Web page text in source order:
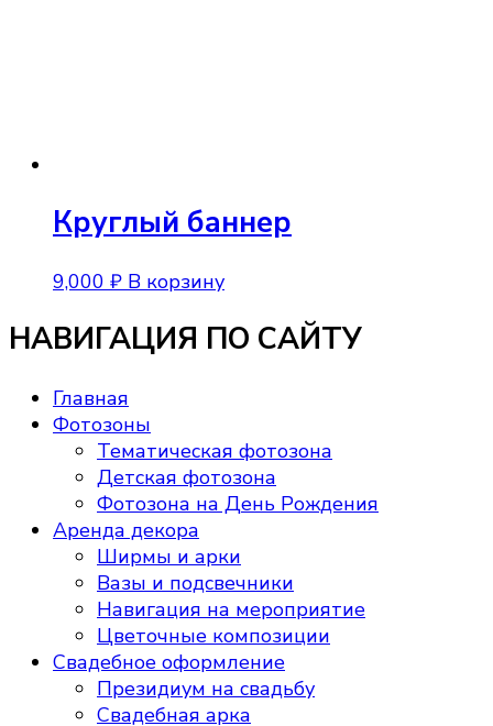
Круглый баннер
9,000 ₽ В корзину
НАВИГАЦИЯ ПО САЙТУ
Главная
Фотозоны
Тематическая фотозона
Детская фотозона
Фотозона на День Рождения
Аренда декора
Ширмы и арки
Вазы и подсвечники
Навигация на мероприятие
Цветочные композиции
Свадебное оформление
Президиум на свадьбу
Свадебная арка